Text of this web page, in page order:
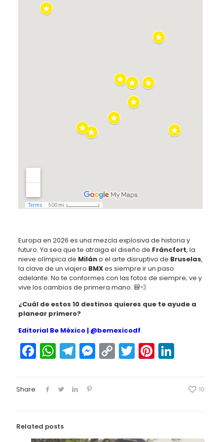
Europa en 2026 es una mezcla explosiva de historia y
futuro. Ya sea que te atraiga el diseño de Fráncfort, la
nieve olímpica de Miláno el arte disruptivo de Bruselas,
la clave de un viajero BMXes siempre ir un paso
adelante. No te conformes con las fotos de siempre; ve y
vive los cambios de primera mano. 🎒💨
¿Cuál de estos 10 destinos quieres que te ayude a
planear primero?
Editorial Be México | @bemexicodf
Facebook
WhatsApp
Telegram
Messenger
CopyTwitterPinterest
Share 10
Related posts